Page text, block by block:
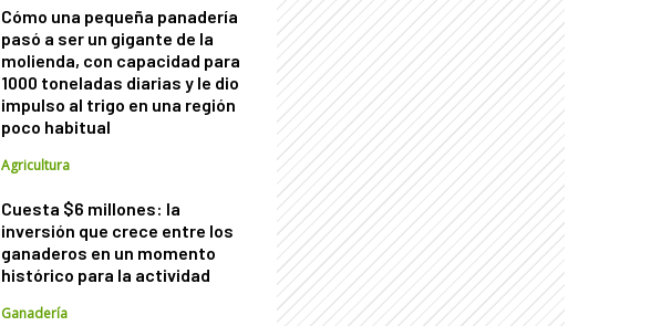
Cómo una pequeña panadería
pasó a ser un gigante de la
molienda, con capacidad para
1000 toneladas diarias y le dio
impulso al trigo en una región
poco habitual
Agricultura
Cuesta $6 millones: la
inversión que crece entre los
ganaderos en un momento
histórico para la actividad
Ganadería